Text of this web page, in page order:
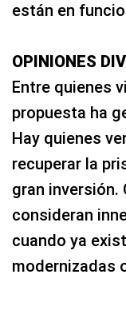
están en
OPINIONES
Entre quienes
propuesta ha
Hay quienes
recuperar la
gran inversión.
consideran
cuando ya
modernizadas